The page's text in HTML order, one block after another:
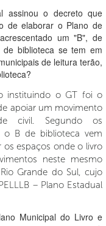
assinou o decreto que
de elaborar o Plano de
um "B", de
biblioteca se tem em
de leitura terão,
instituindo o GT foi o
apoiar um movimento
civil. Segundo os
o B de biblioteca vem
os espaços onde o livro
neste mesmo
Grande do Sul, cujo
– Plano Estadual
Municipal do Livro e